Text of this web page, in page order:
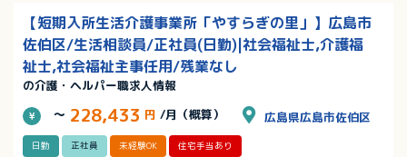
【短期入所生活介護事業所「やすらぎの里」】広島市
佐伯区/生活相談員/正社員(日勤)|社会福祉士,介護福
祉士,社会福祉主事任用/残業なし
の介護・ヘルパー職求人情報
～ 228,433 円 /月（概算） 広島県広島市佐伯区
日勤 正社員 未経験OK 住宅手当あり